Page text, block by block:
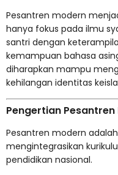
Pesantren modern
hanya fokus pada ilmu
santri dengan
kemampuan bahasa
diharapkan mampu
kehilangan identitas
Pengertian
Pesantren modern
mengintegrasikan
pendidikan nasional.